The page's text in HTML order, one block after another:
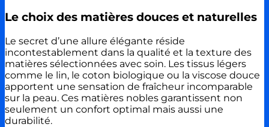
Le choix des matières douces et naturelles
Le secret d’une allure élégante réside
incontestablement dans la qualité et la texture des
matières sélectionnées avec soin. Les tissus légers
comme le lin, le coton biologique ou la viscose douce
apportent une sensation de fraîcheur incomparable
sur la peau. Ces matières nobles garantissent non
seulement un confort optimal mais aussi une
durabilité.